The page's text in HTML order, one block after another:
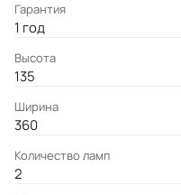
Гарантия
1 год
Высота
135
Ширина
360
Количество ламп
2